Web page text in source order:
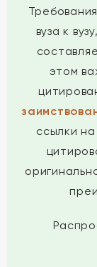
вуза к
этом
ссылки